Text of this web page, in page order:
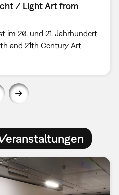
/ Light Art from
im 20. und 21. Jahrhundert
and 21th Century Art